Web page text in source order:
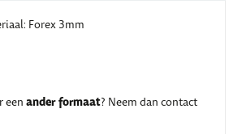
Forex 3mm
een ander formaat? Neem dan contact